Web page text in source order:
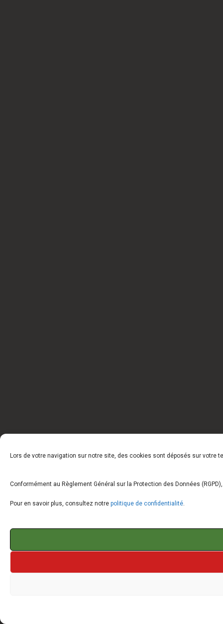
Lors de votre navigation sur notre site, des cookies sont déposés sur votre
Conformément au Règlement Général sur la Protection des Données
Pour en savoir plus, consultez notre politique de confidentialité.